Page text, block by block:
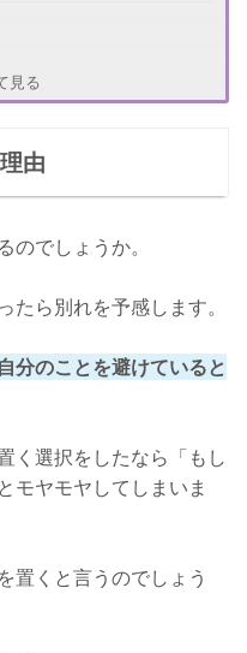
当？
？
本当の気持ちがわかる
くなる
見る
由
でしょうか。
ら別れを予感します。
分のことを避けていると
く選択をしたなら「もし
モヤモヤしてしまいま
置くと言うのでしょう